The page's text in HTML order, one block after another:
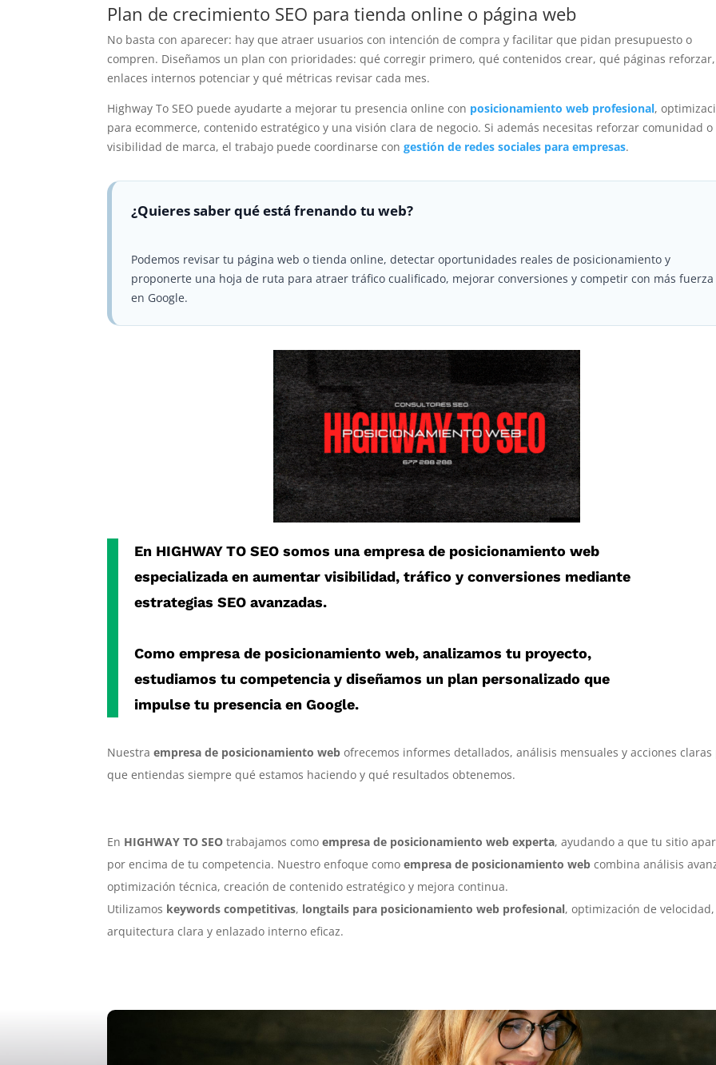
Plan de crecimiento SEO para tienda online o página web
No basta con aparecer: hay que atraer usuarios con intención de compra y facilitar que pidan presupuesto o
compren. Diseñamos un plan con prioridades: qué corregir primero, qué contenidos crear, qué páginas
enlaces internos potenciar y qué métricas revisar cada mes.
Highway To SEO puede ayudarte a mejorar tu presencia online con posicionamiento web profesional,
para ecommerce, contenido estratégico y una visión clara de negocio. Si además necesitas reforzar comunidad o
visibilidad de marca, el trabajo puede coordinarse congestión de redes sociales para empresas.
¿Quieres saber qué está frenando tu web?
Podemos revisar tu página web o tienda online, detectar oportunidades reales de posicionamiento y
proponerte una hoja de ruta para atraer tráfico cualificado, mejorar conversiones y competir con más fuerza
en Google.
En HIGHWAY TO SEO somos unaempresa de posicionamiento web
especializada en aumentar visibilidad, tráfico y conversiones mediante
estrategias SEO avanzadas.
Comoempresa de posicionamiento web, analizamos tu proyecto,
estudiamos tu competencia y diseñamos un plan personalizado que
impulse tu presencia en Google.
Nuestraempresa de posicionamiento web ofrecemos informes detallados, análisis mensuales y acciones claras
que entiendas siempre qué estamos haciendo y qué resultados obtenemos.
En HIGHWAY TO SEO trabajamos comoempresa de posicionamiento web experta, ayudando a que tu sitio
por encima de tu competencia. Nuestro enfoque comoempresa de posicionamiento web combina análisis
optimización técnica, creación de contenido estratégico y mejora continua.
Utilizamos keywords competitivas, longtails para posicionamiento web profesional, optimización de velocidad,
arquitectura clara y enlazado interno eficaz.